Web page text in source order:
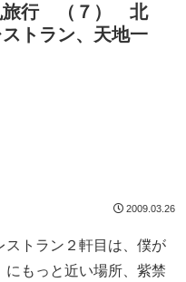
旅行 （７） 北
トラン、天地一
2009.03.26
ストラン２軒目は、僕が
もっと近い場所、紫禁